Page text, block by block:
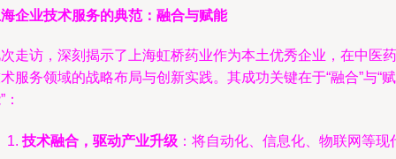
企业技术服务的典范：融合与赋能
走访，深刻揭示了上海虹桥药业作为本土优秀企业，在中医药
服务领域的战略布局与创新实践。其成功关键在于“融合”与“赋
：
技术融合，驱动产业升级 ：将自动化、信息化、物联网等现